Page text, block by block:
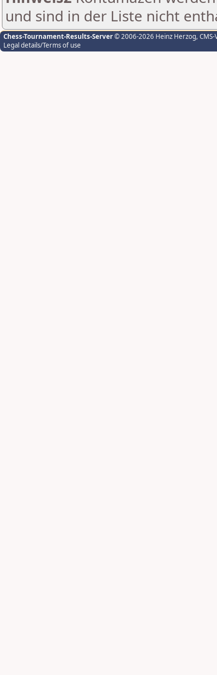
und sind in der Liste nicht
Chess-Tournament-Results-Server© 2006-2026 Heinz Herzog,
Legal details/Terms of use